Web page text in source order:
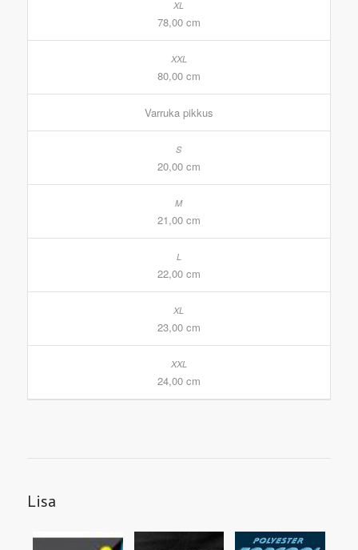
78,00 cm
80,00 cm
Varruka pikkus
20,00 cm
21,00 cm
22,00 cm
23,00 cm
24,00 cm
Lisa